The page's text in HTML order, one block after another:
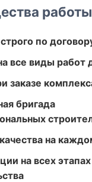
по
все виды работ
заказе
бригада
на
на всех этапах